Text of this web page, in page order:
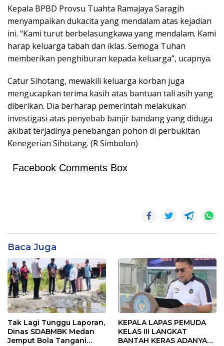
Kepala BPBD Provsu Tuahta Ramajaya Saragih
menyampaikan dukacita yang mendalam atas kejadian
ini. “Kami turut berbelasungkawa yang mendalam. Kami
harap keluarga tabah dan iklas. Semoga Tuhan
memberikan penghiburan kepada keluarga”, ucapnya.
Catur Sihotang, mewakili keluarga korban juga
mengucapkan terima kasih atas bantuan tali asih yang
diberikan. Dia berharap pemerintah melakukan
investigasi atas penyebab banjir bandang yang diduga
akibat terjadinya penebangan pohon di perbukitan
Kenegerian Sihotang. (R Simbolon)
Facebook Comments Box
Baca Juga
Tak Lagi Tunggu Laporan,
Dinas SDABMBK Medan
Jemput Bola Tangani
KEPALA LAPAS PEMUDA
KELAS III LANGKAT
BANTAH KERAS ADANYA